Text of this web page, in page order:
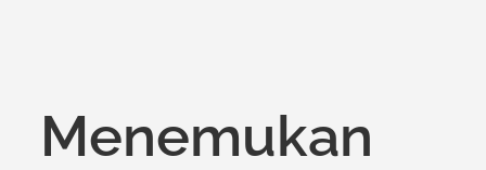
Menemukan